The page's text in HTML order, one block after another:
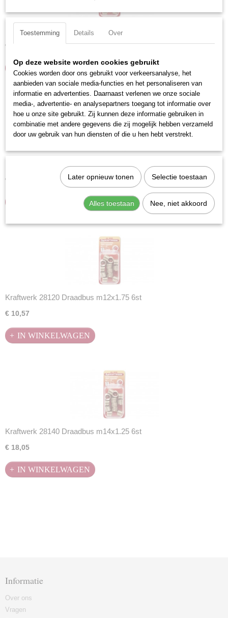
Kraftwerk 28080 Draadbus m8x1.25 12st
€ 9,80
IN WINKELWAGEN
€ 11,80
IN WINKELWAGEN
Kraftwerk 28120 Draadbus m12x1.75 6st
€ 10,57
IN WINKELWAGEN
Kraftwerk 28140 Draadbus m14x1.25 6st
€ 18,05
IN WINKELWAGEN
Informatie
Over ons
Vragen
Toestemming Details Over
Op deze website worden cookies gebruikt
Cookies worden door ons gebruikt voor verkeersanalyse, het
aanbieden van sociale media-functies en het personaliseren van
informatie en advertenties. Daarnaast verlenen we onze sociale
media-, advertentie- en analysepartners toegang tot informatie over
hoe u onze site gebruikt. Zij kunnen deze informatie gebruiken in
combinatie met andere gegevens die zij mogelijk hebben verzameld
door uw gebruik van hun diensten of die u hen hebt verstrekt.
Later opnieuw tonen Selectie toestaan
Alles toestaan Nee, niet akkoord